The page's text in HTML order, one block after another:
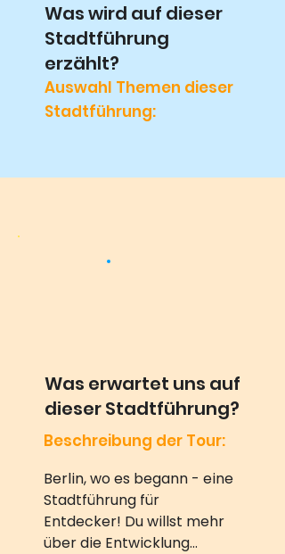
Was wird auf dieser
Stadtführung
erzählt?
Auswahl Themen dieser
Stadtführung:
Was erwartet uns auf
dieser Stadtführung?
Beschreibung der Tour:
Berlin, wo es begann - eine
Stadtführung für
Entdecker! Du willst mehr
über die Entwicklung…